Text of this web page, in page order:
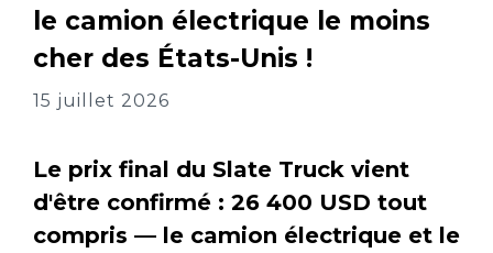
le camion électrique le moins
cher des États-Unis !
15 juillet 2026
Le prix final du Slate Truck vient
d'être confirmé : 26 400 USD tout
compris — le camion électrique et le